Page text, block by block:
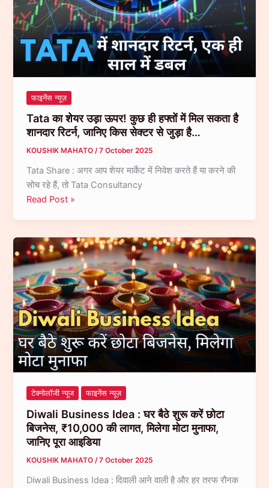
निवेशकों
के
लिए
गोल्डन
मौका
बन
सकता
है
ये
समय…
फाइनेंस न्यूज़
Tata का शेयर उड़ा ऊपर! कुछ ही हफ्तों में मिल सकता है
शानदार रिटर्न, जानिए किस सेक्टर से जुड़ा है…
KOUSHIK MAHATO/7 October 2025
Tata Share : अगर आप शेयर मार्केट में निवेश करते हैं या करने की
सोच रहे हैं, तो Tata Consultancy
Tata
उड़ा
ऊपर!
कुछ
ही
हफ्तों
में
मिल
सकता
है
शानदार
रिटर्न,
जानिए
किस
सेक्टर
से
जुड़ा
Read Post »
टेक्नोलॉजी न्यूज फाइनेंस न्यूज़
Diwali Business Idea : घर बैठे शुरू करें छोटा
बिजनेस, ₹10,000 की लागत, मिलेगा मोटा मुनाफा,
जानिए पूरा आइडिया
KOUSHIK MAHATO/7 October 2025
Diwali Business Idea : दिवाली आने वाली है और हर तरफ रौनक